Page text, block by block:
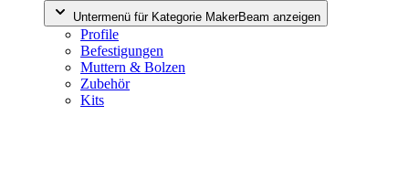
Untermenü für Kategorie MakerBeam anzeigen
Profile
Befestigungen
Muttern & Bolzen
Zubehör
Kits